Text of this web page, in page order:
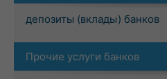
депозиты (вклады) банков
Прочие услуги банков